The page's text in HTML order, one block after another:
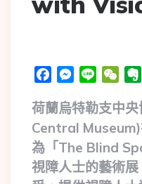
FacebookMessenger
Line
荷蘭烏特勒支中
Central
為「The Blind
視障人士的藝術